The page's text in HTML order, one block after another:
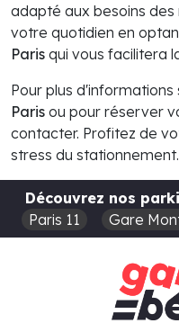
adapté aux besoins des
votre quotidien en
Paris qui vous facilitera
Pour plus d'informations
Paris ou pour réserver
contacter. Profitez de
stress du stationnement.
Découvrez nos
Paris 11
Gare